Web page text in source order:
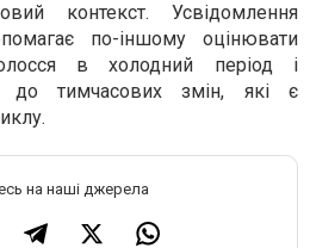
контекст. Усвідомлення
по-іншому оцінювати
в холодний період і
до тимчасових змін, які є
на наші джерела